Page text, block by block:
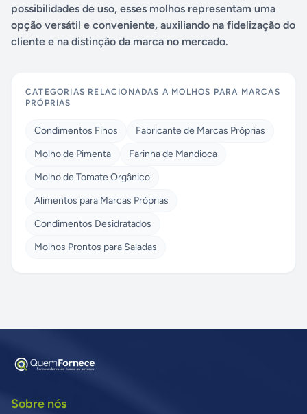
possibilidades de uso, esses molhos representam uma
opção versátil e conveniente, auxiliando na fidelização do
cliente e na distinção da marca no mercado.
CATEGORIAS RELACIONADAS A MOLHOS PARA MARCAS
PRÓPRIAS
Condimentos Finos
Fabricante de Marcas Próprias
Molho de Pimenta
Farinha de Mandioca
Molho de Tomate Orgânico
Alimentos para Marcas Próprias
Condimentos Desidratados
Molhos Prontos para Saladas
Sobre nós